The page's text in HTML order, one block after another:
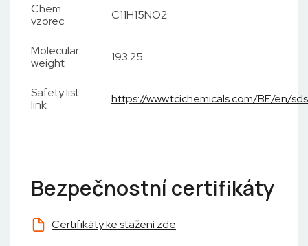
Chem.
vzorec
C11H15NO2
Molecular
weight
193.25
Safety list
link
https://www.tcichemicals.com/BE/en/
Bezpečnostní certifikáty
Certifikáty ke stažení zde